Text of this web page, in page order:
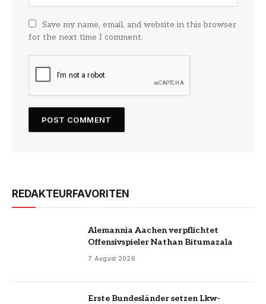
Save my name, email, and website in this browser
for the next time I comment.
REDAKTEURFAVORITEN
Alemannia Aachen verpflichtet
Offensivspieler Nathan Bitumazala
7 August 2026
Erste Bundesländer setzen Lkw-